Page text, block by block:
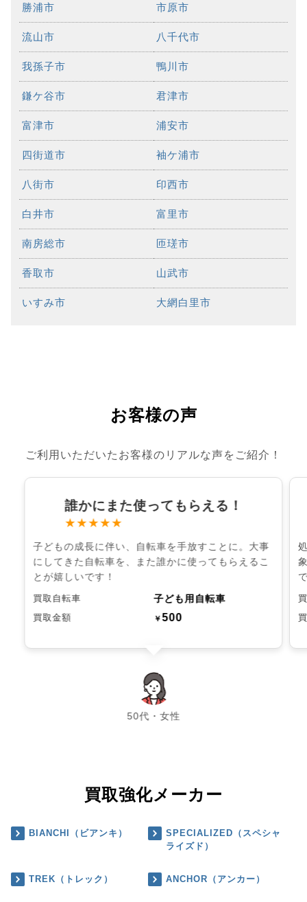
勝浦市 市原市
流山市 八千代市
我孫子市 鴨川市
鎌ケ谷市 君津市
富津市 浦安市
四街道市 袖ケ浦市
八街市 印西市
白井市 富里市
南房総市 匝瑳市
香取市 山武市
いすみ市 大網白里市
お客様の声
ご利用いただいたお客様のリアルな声をご紹介！
誰かにまた使ってもらえる！
★★★★★
子どもの成長に伴い、自転車を手放すことに。大事
にしてきた自転車を、また誰かに使ってもらえるこ
とが嬉しいです！
買取自転車 子ども用自転車
買取金額 ￥500
50代・女性
chevron_left chevron_right
買取強化メーカー
BIANCHI（ビアンキ）
SPECIALIZED（スペシャ
ライズド）
TREK（トレック） ANCHOR（アンカー）